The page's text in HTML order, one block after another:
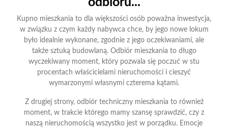
Kupno mieszkania to dla większości osób poważna inwestycja,
w związku z czym każdy nabywca chce, by jego nowe lokum
było idealnie wykonane, zgodnie z jego oczekiwaniami, ale
także sztuką budowlaną. Odbiór mieszkania to długo
wyczekiwany moment, który pozwala się poczuć w stu
procentach właścicielami nieruchomości i cieszyć
wymarzonymi własnymi czterema kątami.
Z drugiej strony, odbiór techniczny mieszkania to również
moment, w trakcie którego mamy szansę sprawdzić, czy z
naszą nieruchomością wszystko jest w porządku. Emocje